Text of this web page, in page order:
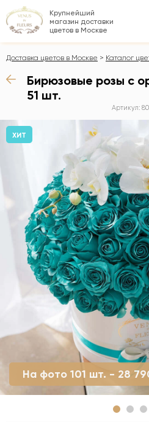
Крупнейший
магазин доставки
цветов в Москве
Доставка цветов в Москве Каталог
Бирюзовые розы с
51 шт.
Артикул:
На фото 101 шт. - 28
ХИТ